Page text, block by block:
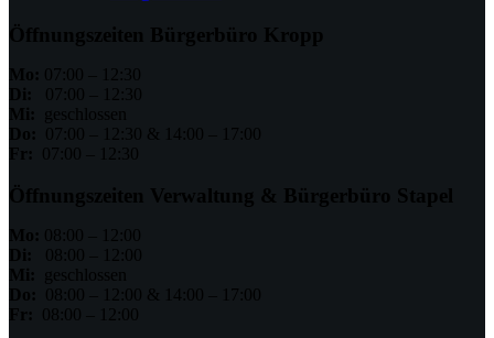
Öffnungszeiten Bürgerbüro Kropp
Mo: 07:00 – 12:30
Di:
07:00 – 12:30
Mi:
geschlossen
Do:
07:00 – 12:30 & 14:00 – 17:00
Fr:
07:00 – 12:30
Öffnungszeiten Verwaltung & Bürgerbüro Stapel
Mo: 08:00 – 12:00
Di:
08:00 – 12:00
Mi:
geschlossen
Do:
08:00 – 12:00 & 14:00 – 17:00
Fr:
08:00 – 12:00